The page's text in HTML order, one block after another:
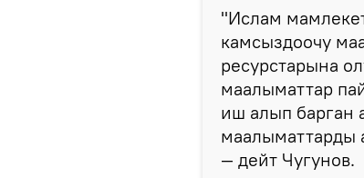
"Ислам
камсыздоочу
ресурстарына
маалыматтар
иш алып барган
маалыматтарды
— дейт Чугунов.